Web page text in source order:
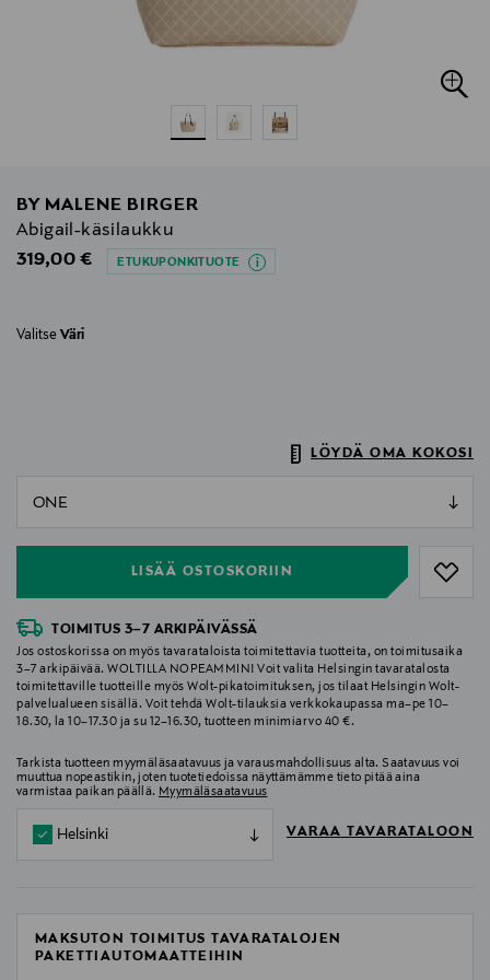
BY MALENE BIRGER
Abigail-käsilaukku
Original Price
319,00 € ETUKUPONKITUOTE
Valitse Väri
LÖYDÄ OMA KOKOSI
LISÄÄ OSTOSKORIIN
null
TOIMITUS 3–7 ARKIPÄIVÄSSÄ
Jos ostoskorissa on myös tavarataloista toimitettavia tuotteita, on toimitusaika
3–7 arkipäivää. WOLTILLA NOPEAMMIN! Voit valita Helsingin tavaratalosta
toimitettaville tuotteille myös Wolt-pikatoimituksen, jos tilaat Helsingin Wolt-
palvelualueen sisällä. Voit tehdä Wolt-tilauksia verkkokaupassa ma–pe 10–
18.30, la 10–17.30 ja su 12–16.30, tuotteen minimiarvo 40 €.
Tarkista tuotteen myymäläsaatavuus ja varausmahdollisuus alta. Saatavuus voi
muuttua nopeastikin, joten tuotetiedoissa näyttämämme tieto pitää aina
varmistaa paikan päällä. Myymäläsaatavuus
Helsinki VARAA TAVARATALOON
MAKSUTON TOIMITUS TAVARATALOJEN
PAKETTIAUTOMAATTEIHIN